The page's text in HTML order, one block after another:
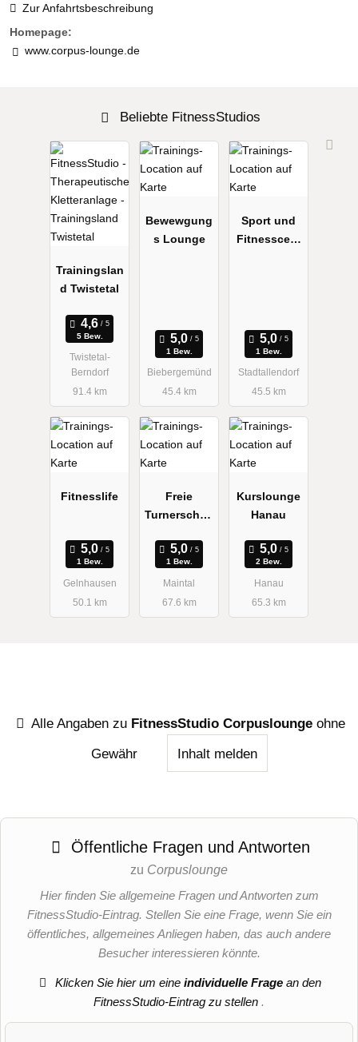
Zur Anfahrtsbeschreibung
Homepage:
www.corpus-lounge.de
Beliebte FitnessStudios
Trainingslan
d Twistetal
5 Bew.
Twistetal-
Berndorf
91.4 km
Bewewgung
s Lounge
1 Bew.
Biebergemünd
45.4 km
Sport und
Fitnesscent
1 Bew.
Stadtallendorf
45.5 km
Fitnesslife
1 Bew.
Gelnhausen
50.1 km
Freie
Turnerschaft
Wachenbuc
hen e. V.
1 Bew.
Maintal
67.6 km
Kurslounge
Hanau
2 Bew.
Hanau
65.3 km
Alle Angaben zu FitnessStudio Corpuslounge ohne
Gewähr
Inhalt melden
Öffentliche Fragen und Antworten
zu Corpuslounge
Hier finden Sie allgemeine Fragen und Antworten zum
FitnessStudio-Eintrag. Stellen Sie eine Frage, wenn Sie ein
öffentliches, allgemeines Anliegen haben, das auch andere
Besucher interessieren könnte.
Klicken Sie hier um eineindividuelle Frage an den
FitnessStudio-Eintrag zu stellen .